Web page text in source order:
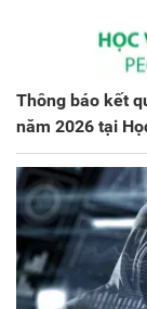
Thông báo kết
năm 2026 tại